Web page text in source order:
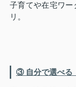
子育てや在宅ワー
リ。
③ 自分で選べる